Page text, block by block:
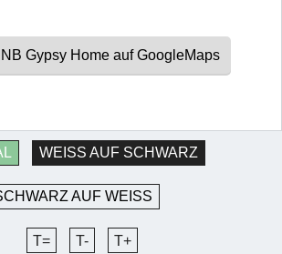
Gypsy Home auf GoogleMaps
WEISS AUF SCHWARZ
AUF WEISS
T= T- T+